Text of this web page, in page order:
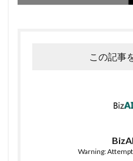
この記事
Warning: